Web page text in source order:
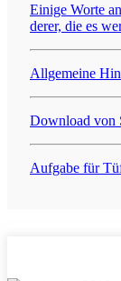
Einige Worte
derer, die es
Allgemeine
Download von
Aufgabe für